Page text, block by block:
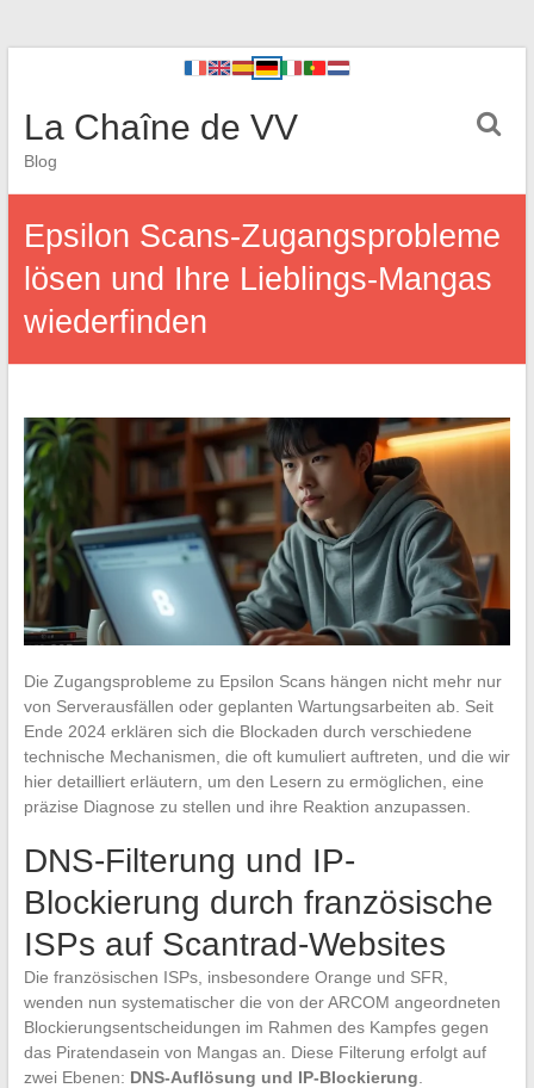
La Chaîne de VV
Blog
Epsilon Scans-Zugangsprobleme
lösen und Ihre Lieblings-Mangas
wiederfinden
Die Zugangsprobleme zu Epsilon Scans hängen nicht mehr nur
von Serverausfällen oder geplanten Wartungsarbeiten ab. Seit
Ende 2024 erklären sich die Blockaden durch verschiedene
technische Mechanismen, die oft kumuliert auftreten, und die wir
hier detailliert erläutern, um den Lesern zu ermöglichen, eine
präzise Diagnose zu stellen und ihre Reaktion anzupassen.
DNS-Filterung und IP-
Blockierung durch französische
ISPs auf Scantrad-Websites
Die französischen ISPs, insbesondere Orange und SFR,
wenden nun systematischer die von der ARCOM angeordneten
Blockierungsentscheidungen im Rahmen des Kampfes gegen
das Piratendasein von Mangas an. Diese Filterung erfolgt auf
zwei Ebenen: DNS-Auflösung und IP-Blockierung